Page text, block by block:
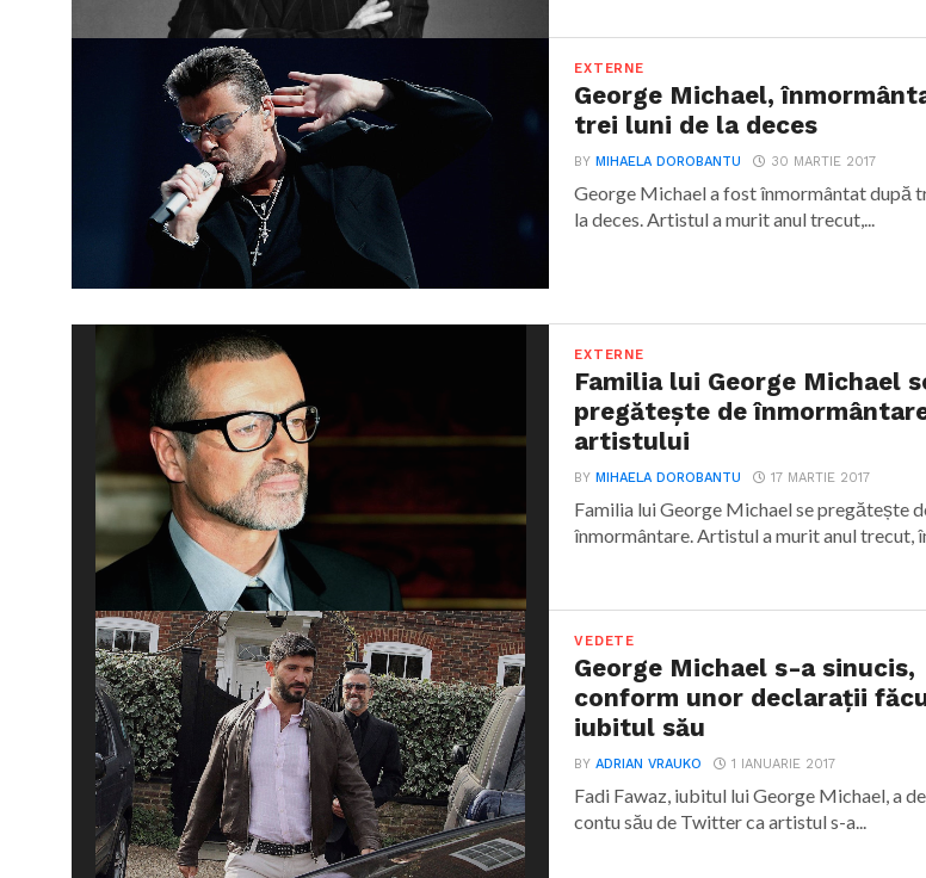
EXTERNE
George Michael,
trei luni de la deces
BYMIHAELA DOROBANTU 30 MARTIE 2017
George Michael a fost înmormântat după
la deces. Artistul a murit anul trecut,...
EXTERNE
Familia lui George Michael
pregătește de
artistului
BYMIHAELA DOROBANTU 17 MARTIE 2017
Familia lui George Michael se pregătește
înmormântare. Artistul a murit anul trecut,
VEDETE
George Michael s-a sinucis,
conform unor declarații
iubitul său
BYADRIAN VRAUKO 1 IANUARIE 2017
Fadi Fawaz, iubitul lui George Michael, a
contu său de Twitter ca artistul s-a...